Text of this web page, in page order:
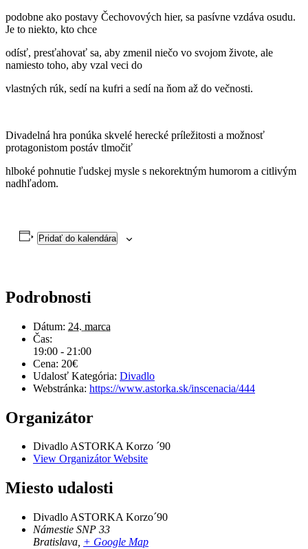
podobne ako postavy Čechovových hier, sa pasívne vzdáva osudu.
Je to niekto, kto chce
odísť, presťahovať sa, aby zmenil niečo vo svojom živote, ale
namiesto toho, aby vzal veci do
vlastných rúk, sedí na kufri a sedí na ňom až do večnosti.
Divadelná hra ponúka skvelé herecké príležitosti a možnosť
protagonistom postáv tlmočiť
hlboké pohnutie ľudskej mysle s nekorektným humorom a citlivým
nadhľadom.
Pridať do kalendára
Podrobnosti
Dátum: 24. marca
Čas:
19:00 - 21:00
Cena: 20€
Udalosť Kategória: Divadlo
Webstránka: https://www.astorka.sk/inscenacia/444
Organizátor
Divadlo ASTORKA Korzo ´90
View Organizátor Website
Miesto udalosti
Divadlo ASTORKA Korzo´90
Námestie SNP 33
Bratislava + Google Map